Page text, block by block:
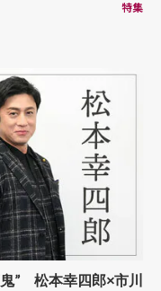
特集
” 松本幸四郎×市川